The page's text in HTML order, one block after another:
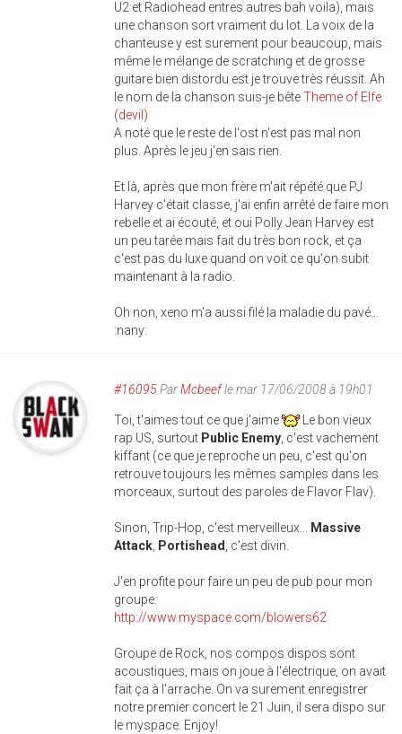
U2 et Radiohead entres autres bah voila), mais
une chanson sort vraiment du lot. La voix de la
chanteuse y est surement pour beaucoup, mais
même le mélange de scratching et de grosse
guitare bien distordu est je trouve très réussit. Ah
le nom de la chanson suis-je bêteTheme of Elfe
(devil)
A noté que le reste de l'ost n'est pas mal non
plus. Après le jeu j'en sais rien.
Et là, après que mon frère m'ait répété que PJ
Harvey c'était classe, j'ai enfin arrêté de faire mon
rebelle et ai écouté, et oui Polly Jean Harvey est
un peu tarée mais fait du très bon rock, et ça
c'est pas du luxe quand on voit ce qu'on subit
maintenant à la radio.
Oh non, xeno m'a aussi filé la maladie du pavé...
:nany:
#16095ParMcbeefle mar 17/06/2008 à 19h01
Toi, t'aimes tout ce que j'aime
Le bon vieux
rap US, surtout Public Enemy , c'est vachement
kiffant (ce que je reproche un peu, c'est qu'on
retrouve toujours les mêmes samples dans les
morceaux, surtout des paroles de Flavor Flav).
Sinon, Trip-Hop, c'est merveilleux...
Massive
Attack Portishead , c'est divin.
J'en profite pour faire un peu de pub pour mon
groupe:
http://www.myspace.com/blowers62
Groupe de Rock, nos compos dispos sont
acoustiques, mais on joue à l'électrique, on avait
fait ça à l'arrache. On va surement enregistrer
notre premier concert le 21 Juin, il sera dispo sur
le myspace. Enjoy!